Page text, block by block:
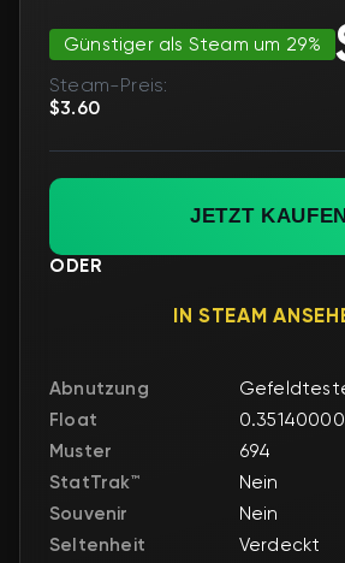
Günstiger als Steam um 29%
Steam-Preis:
$3.60
JETZT
ODER
IN STEAM
Abnutzung
Float
0.35140000
Muster
694
StatTrak™
Nein
Souvenir
Nein
Seltenheit
Verdeckt